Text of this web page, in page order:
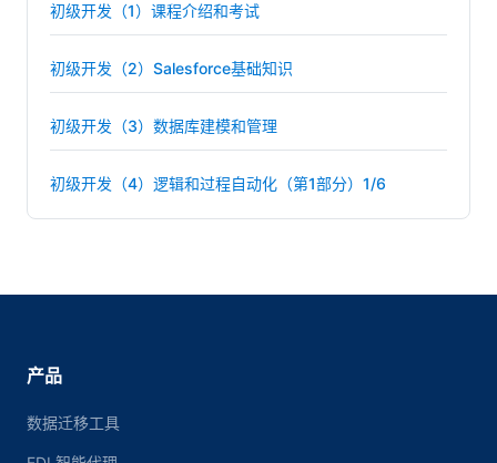
初级开发（1）课程介绍和考试
初级开发（2）Salesforce基础知识
初级开发（3）数据库建模和管理
初级开发（4）逻辑和过程自动化（第1部分）1/6
产品
数据迁移工具